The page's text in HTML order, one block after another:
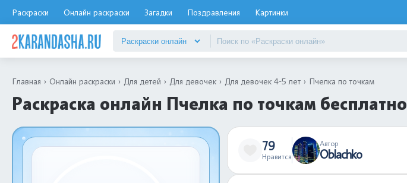
Раскраски Онлайн раскраски Загадки Поздравления Картинки
Главная Онлайн раскраски Для детей Для девочек Для девочек 4-5 лет Пчелка по точкам
Раскраска онлайн Пчелка по точкам бесплатно
79
Нравится
Автор
Oblachko